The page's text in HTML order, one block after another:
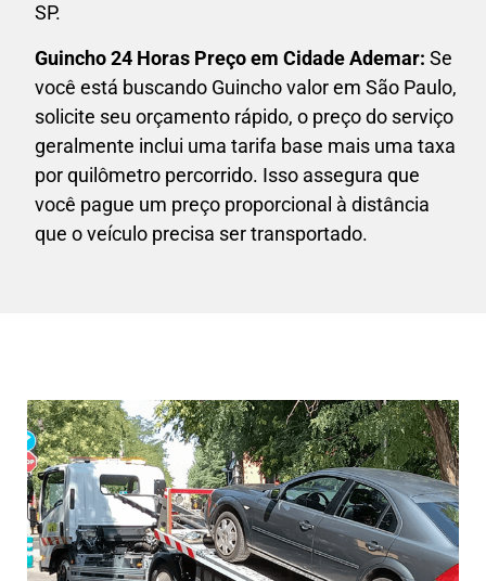
SP.
Guincho 24 Horas Preço em Cidade Ademar: Se
você está buscando Guincho valor em São Paulo,
solicite seu orçamento rápido, o preço do serviço
geralmente inclui uma tarifa base mais uma taxa
por quilômetro percorrido. Isso assegura que
você pague um preço proporcional à distância
que o veículo precisa ser transportado.